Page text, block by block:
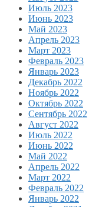
Июль 2023
Июнь 2023
Май 2023
Апрель 2023
Март 2023
Февраль 2023
Январь 2023
Декабрь 2022
Ноябрь 2022
Октябрь 2022
Сентябрь 2022
Август 2022
Июль 2022
Июнь 2022
Май 2022
Апрель 2022
Март 2022
Февраль 2022
Январь 2022